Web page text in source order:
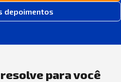
depoimentos
para você